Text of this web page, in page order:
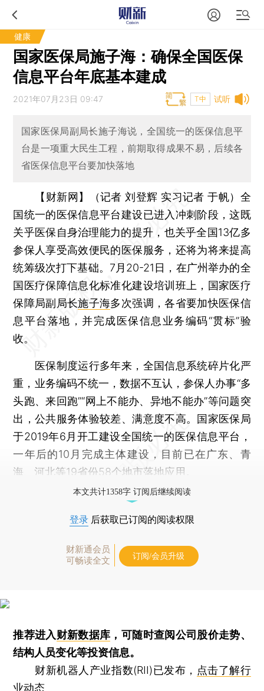
健康
国家医保局施子海：确保全国医保
信息平台年底基本建成
试听
2021年07月23日 09:47 T中
国家医保局副局长施子海说，全国统一的医保信息平
台是一项重大民生工程，前期取得成果不易，后续各
省医保信息平台要加快落地
【财新网】（记者 刘登辉 实习记者 于帆） 全
国统一的医保信息平台建设已进入冲刺阶段，这既
关乎医保自身治理能力的提升，也关乎全国13亿多
参保人享受高效便民的医保服务，还将为将来提高
统筹级次打下基础。7月20-21日，在广州举办的全
国医疗保障信息化标准化建设培训班上，国家医疗
保障局副局长施子海多次强调，各省要加快医保信
息平台落地，并完成医保信息业务编码“贯标”验
收。
医保制度运行多年来，全国信息系统碎片化严
重，业务编码不统一，数据不互认，参保人办事“多
头跑、来回跑”“网上不能办、异地不能办”等问题突
出，公共服务体验较差、满意度不高。国家医保局
于2019年6月开工建设全国统一的医保信息平台，
一年后的10月完成主体建设，目前已在广东、青
海、河北等19省份58个地市落地应用。
本文共计1358字 订阅后继续阅读
登录 后获取已订阅的阅读权限
财新通会员
可畅读全文
订阅/会员升级
推荐进入财新数据库 ，可随时查阅公司股价走势、
结构人员变化等投资信息。
财新机器人产业指数(RII)已发布， 点击了解行
业动态